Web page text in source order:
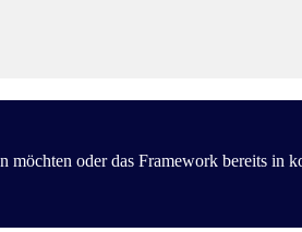
oder das Framework bereits in